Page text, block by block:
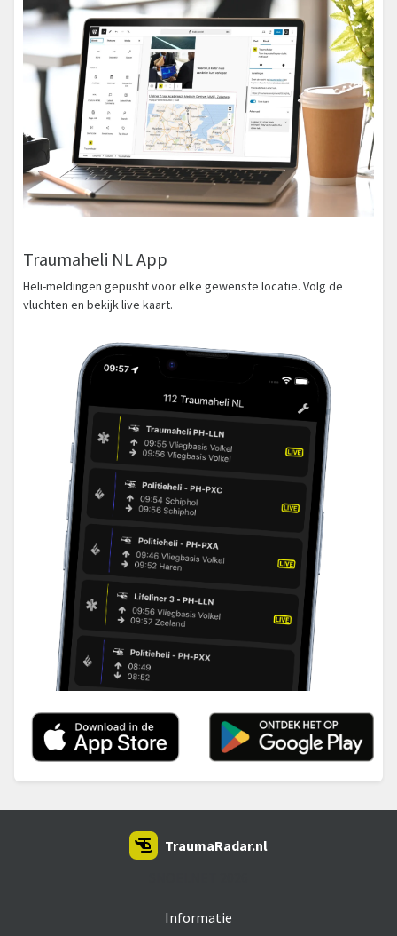
Traumaheli NL App
Heli-meldingen gepusht voor elke gewenste locatie. Volg de
vluchten en bekijk live kaart.
Informatie
TraumaRadar.nl